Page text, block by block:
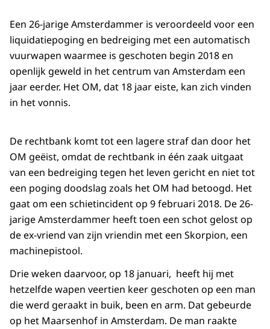
Een 26-jarige Amsterdammer is veroordeeld voor een
liquidatiepoging en bedreiging met een automatisch
vuurwapen waarmee is geschoten begin 2018 en
openlijk geweld in het centrum van Amsterdam een
jaar eerder. Het OM, dat 18 jaar eiste, kan zich vinden
in het vonnis.
De rechtbank komt tot een lagere straf dan door het
OM geëist, omdat de rechtbank in één zaak uitgaat
van een bedreiging tegen het leven gericht en niet tot
een poging doodslag zoals het OM had betoogd. Het
gaat om een schietincident op 9 februari 2018. De 26-
jarige Amsterdammer heeft toen een schot gelost op
de ex-vriend van zijn vriendin met een Skorpion, een
machinepistool.
Drie weken daarvoor, op 18 januari, heeft hij met
hetzelfde wapen veertien keer geschoten op een man
die werd geraakt in buik, been en arm. Dat gebeurde
op het Maarsenhof in Amsterdam. De man raakte